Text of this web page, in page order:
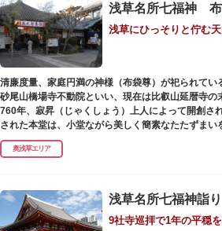
浅草にひっそりと佇む
清廉度量、家庭円満の神様（布袋尊）が祀られてい
砂尾山橋場寺不動院といい、現在は比叡山延暦寺の
760年、寂昇（じゃくしょう）上人によって開創さ
された本堂は、小堂ながら美しく簡素なたたずまい
式です。明治の大火、関東大震災、第二次大戦の戦
ったことから「火伏せの不動尊」とも呼ばれていま
の昔、すぐ近くを流れる隅田川を往来して参拝する
の銀杏で、今なおそのパワーを授かりに来る人も多
また、江戸時代から伝わる布袋尊像が祀られていま
奥浅草エリア
浅草名所七福神詣り
9社寺巡拝で1年の平穏